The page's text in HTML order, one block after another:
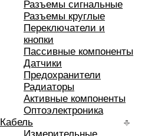
Разъемы сигнальные
Разъемы круглые
Переключатели и
кнопки
Пассивные компоненты
Датчики
Предохранители
Радиаторы
Активные компоненты
Оптоэлектроника
Кабель